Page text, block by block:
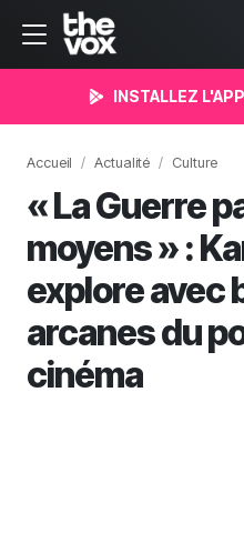
INSTALLEZ
Accueil Actualité Culture
« La Guerre
moyens » :
explore avec
arcanes du
cinéma